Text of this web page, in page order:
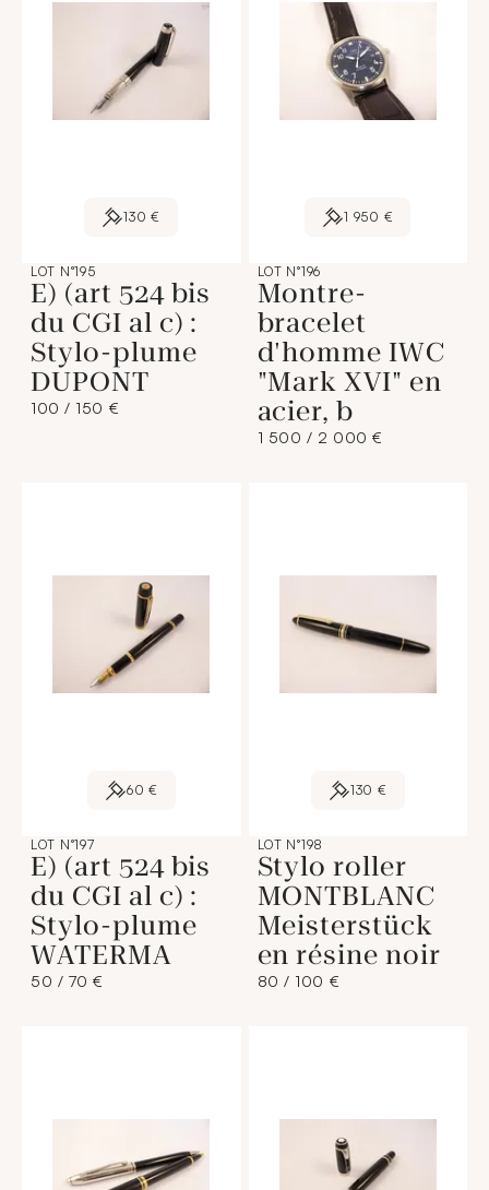
130 €
LOT N°195
E) (art 524 bis
du CGI al c) :
Stylo-plume
DUPONT
100 / 150 €
1 950 €
LOT N°196
Montre-
bracelet
d'homme IWC
"Mark XVI" en
acier, b
1 500 / 2 000 €
60 €
LOT N°197
E) (art 524 bis
du CGI al c) :
Stylo-plume
WATERMA
50 / 70 €
130 €
LOT N°198
Stylo roller
MONTBLANC
Meisterstück
en résine noir
80 / 100 €